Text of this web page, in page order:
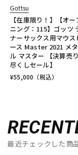
Gottsu
【在庫限り！】【オー
ニング：115】ゴッツ
ナーサックス用マウス
ース Master 2021 メタ
ル マスター 【決算売り
尽くしセール】
¥55,000 （税込）
最近チェックした商